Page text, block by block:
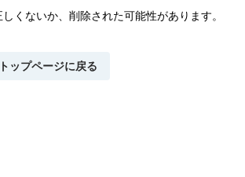
くないか、 削除された可能性があります。
トップページに戻る